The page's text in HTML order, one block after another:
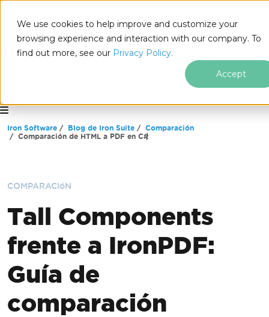
We use cookies to help improve and customize your
browsing experience and interaction with our company. To
find out more, see our Privacy Policy.
Accept
Saltar al pie de página
Iron Software Blog de Iron Suite
Comparación
Comparación de HTML a PDF en C#
COMPARACIóN
Tall Components
frente a IronPDF:
Guía de
comparación